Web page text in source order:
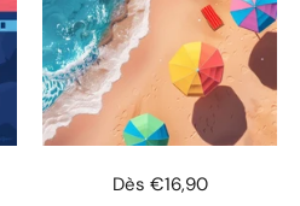
Dès €16,90